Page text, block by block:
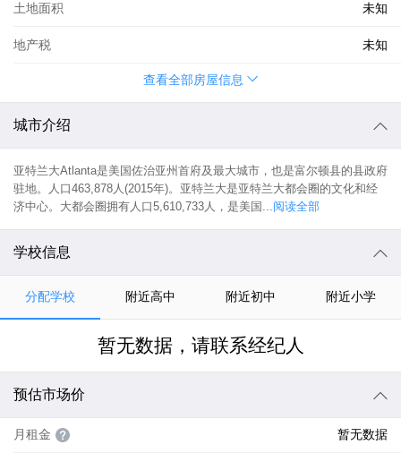
土地面积 未知
地产税 未知
查看全部房屋信息
城市介绍
亚特兰大Atlanta是美国佐治亚州首府及最大城市，也是富尔顿县的县政府
驻地。人口463,878人(2015年)。亚特兰大是亚特兰大都会圈的文化和经
济中心。大都会圈拥有人口5,610,733人，是美国...阅读全部
学校信息
分配学校 附近高中 附近初中 附近小学
暂无数据，请联系经纪人
预估市场价
月租金 暂无数据